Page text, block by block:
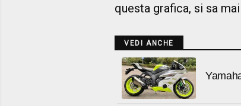
questa grafica, si sa
VEDI ANCHE